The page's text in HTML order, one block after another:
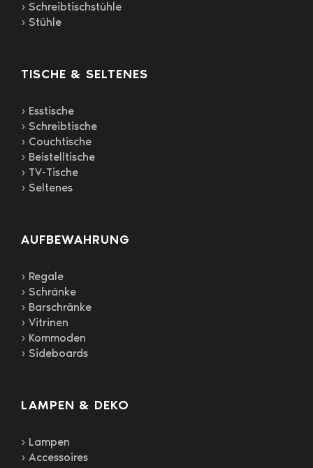
› Schreibtischstühle
› Stühle
TISCHE & SELTENES
› Esstische
› Schreibtische
› Couchtische
› Beistelltische
› TV-Tische
› Seltenes
AUFBEWAHRUNG
› Regale
› Schränke
› Barschränke
› Vitrinen
› Kommoden
› Sideboards
LAMPEN & DEKO
› Lampen
› Accessoires